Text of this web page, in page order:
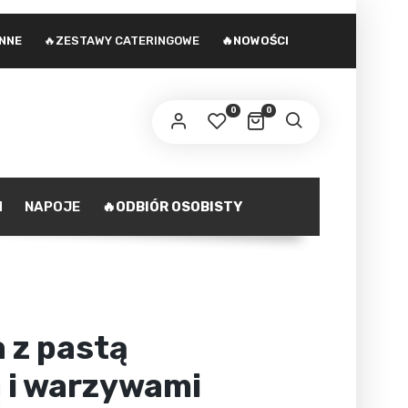
🔥ZESTAWY CATERINGOWE 🔥NOWOŚCI
0
0
danych osobowych podanych w formularzu
opisane są na stroniepolityka prywatności.
NAPOJE 🔥ODBIÓR OSOBISTY
z pastą
warzywami